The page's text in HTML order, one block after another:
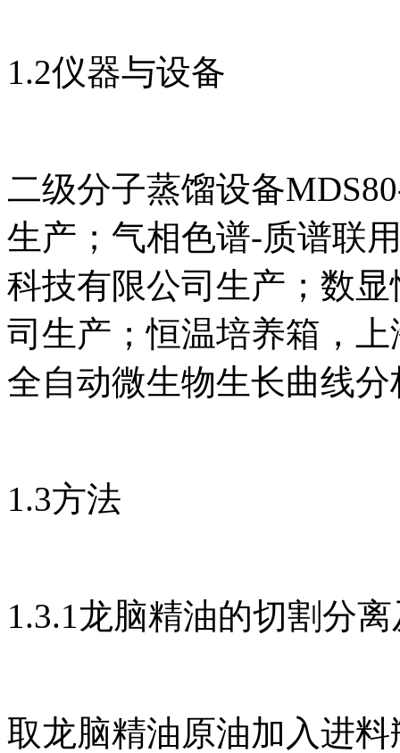
1.2仪器与设备
二级分子蒸馏设备
生产；气相色谱-质谱联
科技有限公司生产；数
司生产；恒温培养箱，
全自动微生物生长曲线分
1.3方法
1.3.1龙脑精油的切割分
取龙脑精油原油加入进